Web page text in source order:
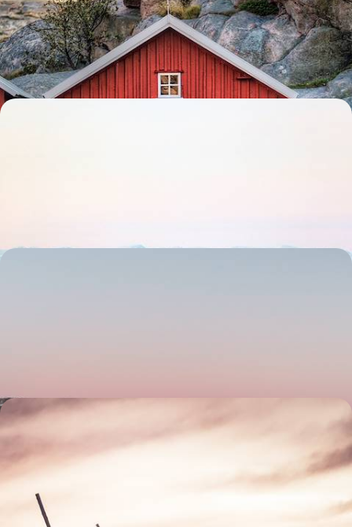
Aborder la Reine de la Baltique par l'ouest au fil d'un road-trip vivifiant,
de villages de pêcheurs en retraites insulaires
8 jours, de CHF 2200 à CHF 2900
Blanc, énergique et gourmand - Cet hiver, le Grand
Nord suédois en belles adresses
Tracer dans la neige et l’art de vivre lapon une diagonale est-ouest
pleine de surprises
8 jours, de CHF 5000 à CHF 6000